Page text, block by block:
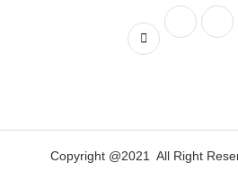
Copyright @2021 All Right